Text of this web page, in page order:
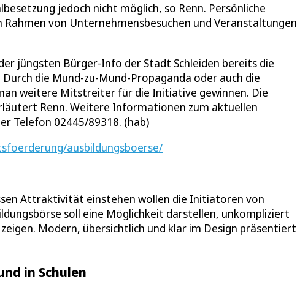
jedoch nicht möglich, so Renn. Persönliche
von Unternehmensbesuchen und Veranstaltungen
jüngsten Bürger-Info der Stadt Schleiden bereits die
die Mund-zu-Mund-Propaganda oder auch die
weitere Mitstreiter für die Initiative gewinnen. Die
Renn. Weitere Informationen zum aktuellen
Telefon 02445/89318. (hab)
ausbildungsboerse/
Attraktivität einstehen wollen die Initiatoren von
soll eine Möglichkeit darstellen, unkompliziert
Modern, übersichtlich und klar im Design präsentiert
in Schulen